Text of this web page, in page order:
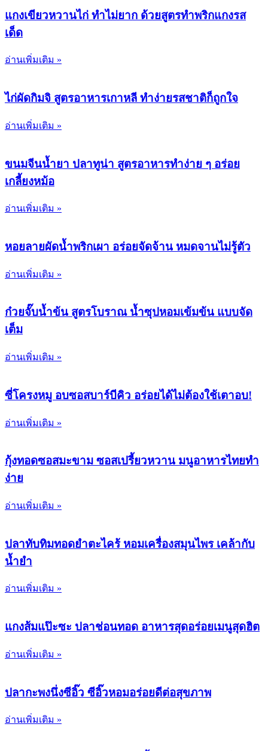
แกงเขียวหวานไก่ ทำไม่ยาก ด้วยสูตรทำพริกแกงรส
เด็ด
อ่านเพิ่มเติม »
ไก่ผัดกิมจิ สูตรอาหารเกาหลี ทำง่ายรสชาติก็ถูกใจ
อ่านเพิ่มเติม »
ขนมจีนน้ำยา ปลาทูน่า สูตรอาหารทำง่าย ๆ อร่อย
เกลี้ยงหม้อ
อ่านเพิ่มเติม »
หอยลายผัดน้ำพริกเผา อร่อยจัดจ้าน หมดจานไม่รู้ตัว
อ่านเพิ่มเติม »
ก๋วยจั๊บน้ำข้น สูตรโบราณ น้ำซุปหอมเข้มข้น แบบจัด
เต็ม
อ่านเพิ่มเติม »
ซี่โครงหมู อบซอสบาร์บีคิว อร่อยได้ไม่ต้องใช้เตาอบ!
อ่านเพิ่มเติม »
กุ้งทอดซอสมะขาม ซอสเปรี้ยวหวาน มนูอาหารไทยทำ
ง่าย
อ่านเพิ่มเติม »
ปลาทับทิมทอดยำตะไคร้ หอมเครื่องสมุนไพร เคล้ากับ
น้ำยำ
อ่านเพิ่มเติม »
แกงส้มแป๊ะซะ ปลาช่อนทอด อาหารสุดอร่อยเมนูสุดฮิต
อ่านเพิ่มเติม »
ปลากะพงนึ่งซีอิ๊ว ซีอิ๊วหอมอร่อยดีต่อสุขภาพ
อ่านเพิ่มเติม »